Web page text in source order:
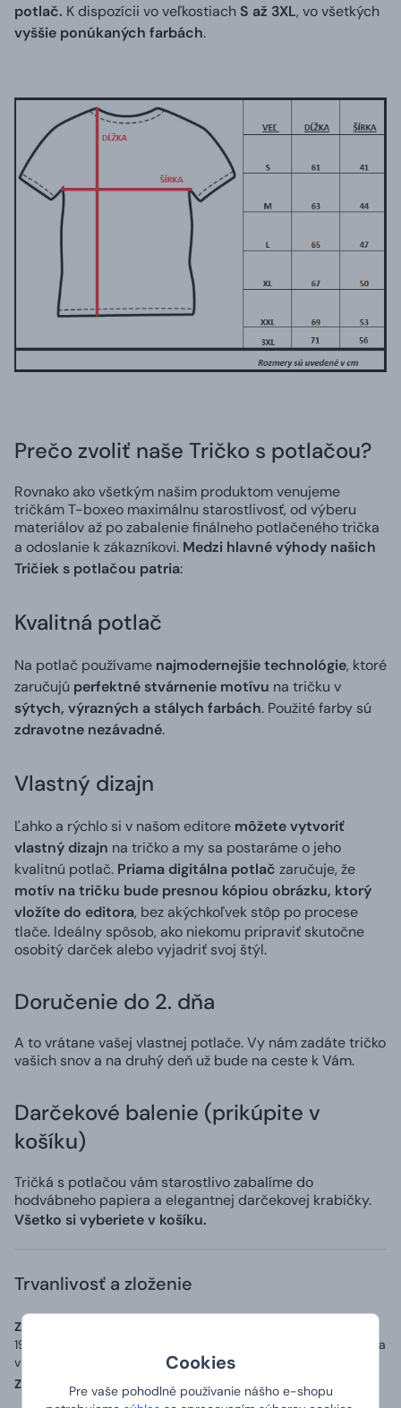
Cookies
Pre vaše pohodlné používanie nášho e-shopu
potlač. K dispozícii vo veľkostiach S až 3XL, vo všetkých
vyššie ponúkaných farbách.
Prečo zvoliť naše Tričko s potlačou?
Rovnako ako všetkým našim produktom venujeme
tričkám T-boxeo maximálnu starostlivosť, od výberu
materiálov až po zabalenie finálneho potlačeného trička
a odoslanie k zákazníkovi. Medzi hlavné výhody našich
Tričiek s potlačou patria:
Kvalitná potlač
Na potlač používame najmodernejšie technológie, ktoré
zaručujú perfektné stvárnenie motívu na tričku v
sýtych, výrazných a stálych farbách. Použité farby sú
zdravotne nezávadné.
Vlastný dizajn
Ľahko a rýchlo si v našom editore môžete vytvoriť
vlastný dizajn na tričko a my sa postaráme o jeho
kvalitnú potlač. Priama digitálna potlač zaručuje, že
motív na tričku bude presnou kópiou obrázku, ktorý
vložíte do editora, bez akýchkoľvek stôp po procese
tlače. Ideálny spôsob, ako niekomu pripraviť skutočne
osobitý darček alebo vyjadriť svoj štýl.
Doručenie do 2. dňa
A to vrátane vašej vlastnej potlače. Vy nám zadáte tričko
vašich snov a na druhý deň už bude na ceste k Vám.
Darčekové balenie (prikúpite v
košíku)
Tričká s potlačou vám starostlivo zabalíme do
hodvábneho papiera a elegantnej darčekovej krabičky.
Všetko si vyberiete v košíku.
Trvanlivosť a zloženie
Zoznam zložiek (zloženie):
190 g/m2, přídavek 5 % elastanu v průkrčníku a zpevňující páska
v ramenou.
Země původu:
Vyrobeno v Bangladéši, potištěno v ČR